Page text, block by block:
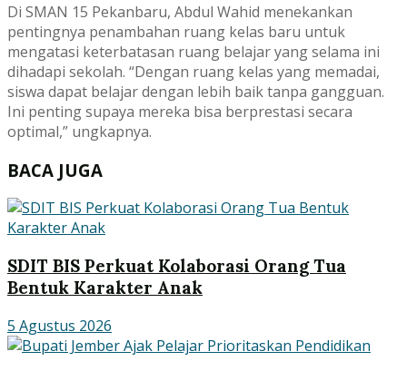
Di SMAN 15 Pekanbaru, Abdul Wahid menekankan
pentingnya penambahan ruang kelas baru untuk
mengatasi keterbatasan ruang belajar yang selama ini
dihadapi sekolah. “Dengan ruang kelas yang memadai,
siswa dapat belajar dengan lebih baik tanpa gangguan.
Ini penting supaya mereka bisa berprestasi secara
optimal,” ungkapnya.
BACA JUGA
SDIT BIS Perkuat Kolaborasi Orang Tua
Bentuk Karakter Anak
5 Agustus 2026